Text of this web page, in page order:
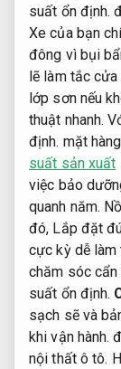
suất ổn định.
Xe của bạn
đông vì bụi
lẽ làm tắc
lớp sơn nếu
thuật nhanh.
định. mặt
suất sản xuất
việc bảo
quanh năm.
đó, Lắp đặt
cực kỳ dễ làm
chăm sóc cẩn
suất ổn định.
sạch sẽ và
khi vận hành.
nội thất ô tô.